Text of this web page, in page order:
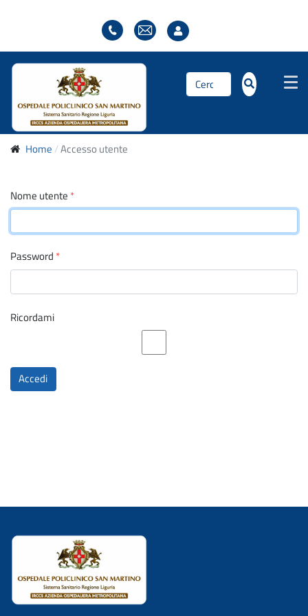
Cerca...
Home Accesso utente
Nome utente *
Password *
Ricordami
Accedi